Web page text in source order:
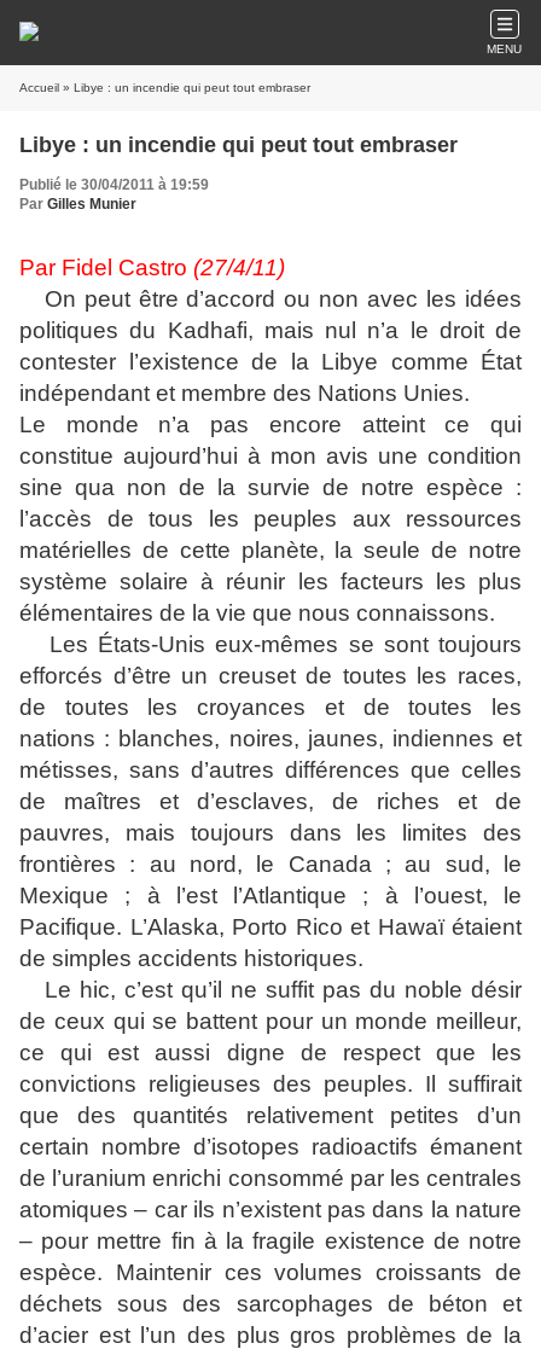
MENU
Accueil » Libye : un incendie qui peut tout embraser
Libye : un incendie qui peut tout embraser
Publié le 30/04/2011 à 19:59
Par Gilles Munier
Par Fidel Castro (27/4/11)
On peut être d’accord ou non avec les idées
politiques du Kadhafi, mais nul n’a le droit de
contester l’existence de la Libye comme État
indépendant et membre des Nations Unies.
Le monde n’a pas encore atteint ce qui
constitue aujourd’hui à mon avis une condition
sine qua non de la survie de notre espèce :
l’accès de tous les peuples aux ressources
matérielles de cette planète, la seule de notre
système solaire à réunir les facteurs les plus
élémentaires de la vie que nous connaissons.
Les États-Unis eux-mêmes se sont toujours
efforcés d’être un creuset de toutes les races,
de toutes les croyances et de toutes les
nations : blanches, noires, jaunes, indiennes et
métisses, sans d’autres différences que celles
de maîtres et d’esclaves, de riches et de
pauvres, mais toujours dans les limites des
frontières : au nord, le Canada ; au sud, le
Mexique ; à l’est l’Atlantique ; à l’ouest, le
Pacifique. L’Alaska, Porto Rico et Hawaï étaient
de simples accidents historiques.
Le hic, c’est qu’il ne suffit pas du noble désir
de ceux qui se battent pour un monde meilleur,
ce qui est aussi digne de respect que les
convictions religieuses des peuples. Il suffirait
que des quantités relativement petites d’un
certain nombre d’isotopes radioactifs émanent
de l’uranium enrichi consommé par les centrales
atomiques – car ils n’existent pas dans la nature
– pour mettre fin à la fragile existence de notre
espèce. Maintenir ces volumes croissants de
déchets sous des sarcophages de béton et
d’acier est l’un des plus gros problèmes de la